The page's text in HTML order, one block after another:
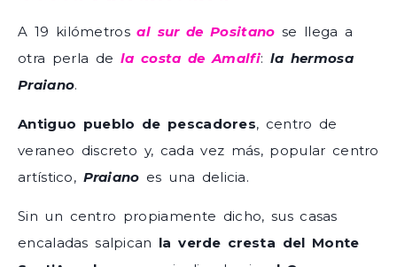
A 19 kilómetrosal sur de Positano se llega a
otra perla de la costa de Amalfi: la hermosa
Praiano.
Antiguo pueblo de pescadores, centro de
veraneo discreto y, cada vez más, popular centro
artístico, Praiano es una delicia.
Sin un centro propiamente dicho, sus casas
encaladas salpican la verde cresta del Monte